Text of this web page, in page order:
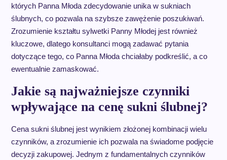
których Panna Młoda zdecydowanie unika w sukniach
ślubnych, co pozwala na szybsze zawężenie poszukiwań.
Zrozumienie kształtu sylwetki Panny Młodej jest również
kluczowe, dlatego konsultanci mogą zadawać pytania
dotyczące tego, co Panna Młoda chciałaby podkreślić, a co
ewentualnie zamaskować.
Jakie są najważniejsze czynniki
wpływające na cenę sukni ślubnej?
Cena sukni ślubnej jest wynikiem złożonej kombinacji wielu
czynników, a zrozumienie ich pozwala na świadome podjęcie
decyzji zakupowej. Jednym z fundamentalnych czynników